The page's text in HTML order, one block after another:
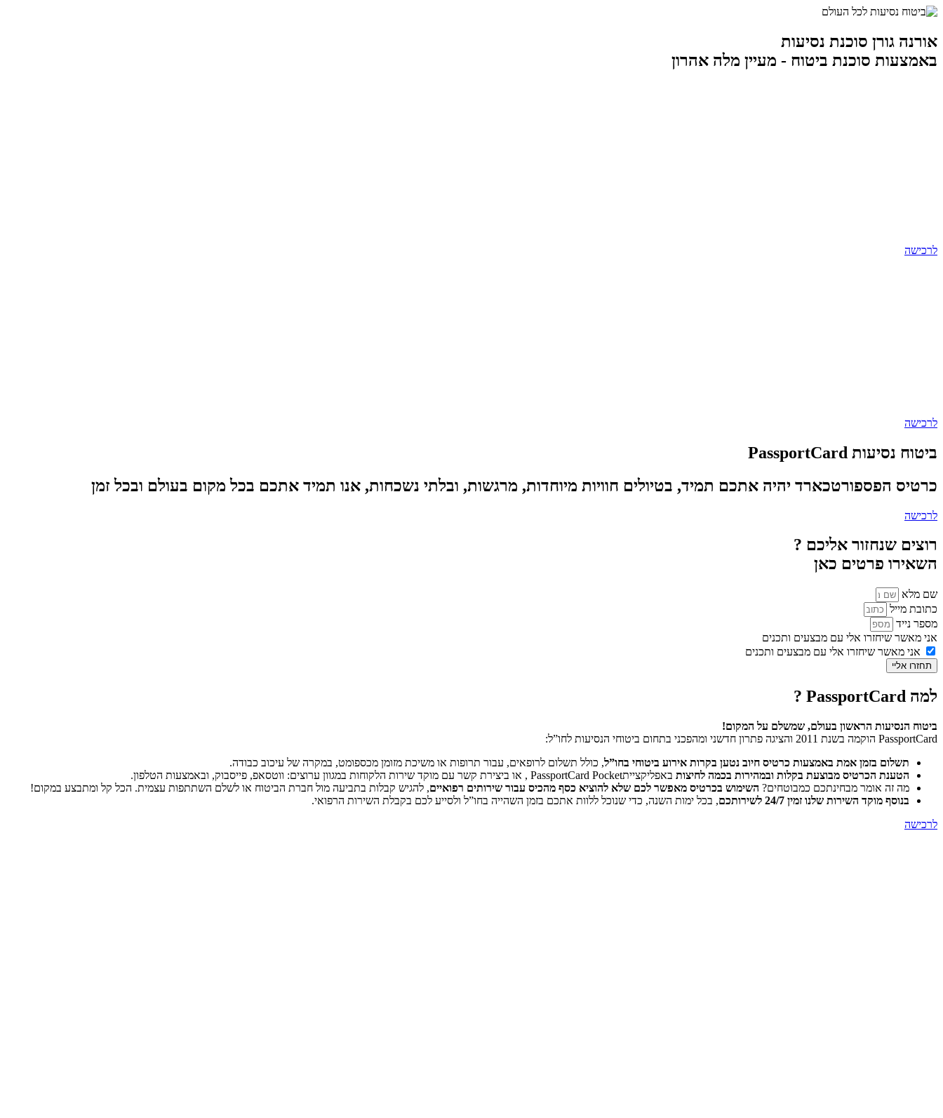
אורנה גורן סוכנת נסיעות
באמצעות סוכנת ביטוח - מעיין מלה אהרון
לרכישה
לרכישה
ביטוח נסיעות PassportCard
כרטיס הפספורטכארד יהיה אתכם תמיד, בטיולים חוויות מיוחדות, מרגשות, ובלתי נשכחות, אנו תמיד אתכם בכל מקום בעולם ובכל זמן
לרכישה
רוצים שנחזור אליכם ?
השאירו פרטים כאן
שם מלא
כתובת מייל
מספר נייד
אני מאשר שיחזרו אלי עם מבצעים ותכנים
אני מאשר שיחזרו אלי עם מבצעים ותכנים
תחזרו אליי
למה PassportCard ?
ביטוח הנסיעות הראשון בעולם, שמשלם על המקום!
PassportCard הוקמה בשנת 2011 והציגה פתרון חדשני ומהפכני בתחום ביטוחי הנסיעות לחו”ל:
תשלום בזמן אמת באמצעות כרטיס חיוב נטען בקרות אירוע ביטוחי בחו”ל, כולל תשלום לרופאים, עבור תרופות או משיכת מזומן מכספומט, במקרה של עיכוב כבודה.
הטענת הכרטיס מבוצעת בקלות ובמהירות בכמה לחיצות באפליקצייתPassportCard Pocket , או ביצירת קשר עם מוקד שירות הלקוחות במגוון ערוצים: ווטסאפ, פייסבוק, ובאמצעות הטלפון.
מה זה אומר מבחינתכם כמבוטחים? השימוש בכרטיס מאפשר לכם שלא להוציא כסף מהכיס עבור שירותים רפואיים, להגיש קבלות בתביעה מול חברת הביטוח או לשלם השתתפות עצמית. הכל קל ומתבצע במקום!
בנוסף מוקד השירות שלנו זמין 24/7 לשירותכם
, בכל ימות השנה, כדי שנוכל ללוות אתכם בזמן השהייה בחו”ל ולסייע לכם בקבלת השירות הרפואי.
לרכישה